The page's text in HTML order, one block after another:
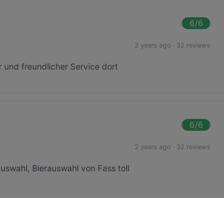
6/6
2 years ago · 32 reviews
und freundlicher Service dort
6/6
2 years ago · 32 reviews
Bierauswahl von Fass toll